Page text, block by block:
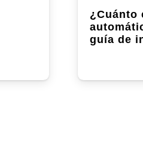
¿Cuánto
guía de